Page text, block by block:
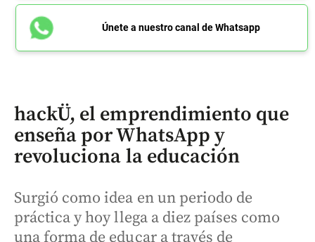
Únete a nuestro canal de Whatsapp
hackÜ, el emprendimiento que
enseña por WhatsApp y
revoluciona la educación
Surgió como idea en un periodo de
práctica y hoy llega a diez países como
una forma de educar a través de